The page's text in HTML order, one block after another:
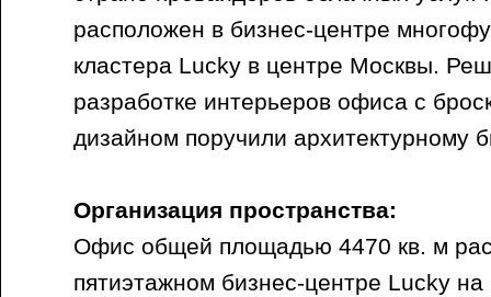
расположен в бизнес-центре
кластера Lucky в центре Москвы.
разработке интерьеров офиса с
дизайном поручили архитектурному
Организация пространства:
Офис общей площадью 4470 кв. м
пятиэтажном бизнес-центре Lucky